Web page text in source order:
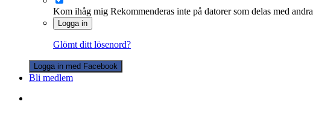
Kom ihåg mig Rekommenderas inte på datorer som delas med andra
Logga in
Glömt ditt lösenord?
Logga in med Facebook
Bli medlem